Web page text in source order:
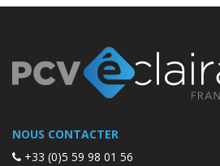
NOUS CONTACTER
+33 (0)5 59 98 01 56